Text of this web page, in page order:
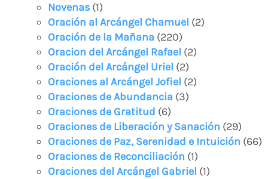
Novenas (1)
Oración al Arcángel Chamuel (2)
Oración de la Mañana (220)
Oracion del Arcángel Rafael (2)
Oración del Arcángel Uriel (2)
Oraciones al Arcángel Jofiel (2)
Oraciones de Abundancia (3)
Oraciones de Gratitud (6)
Oraciones de Liberación y Sanación (29)
Oraciones de Paz, Serenidad e Intuición (66)
Oraciones de Reconciliación (1)
Oraciones del Arcángel Gabriel (1)